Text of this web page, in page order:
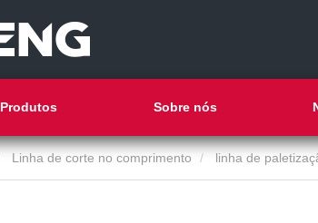
Produtos Sobre nós
Linha de corte no comprimento linha de